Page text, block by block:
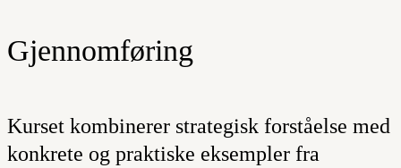
Gjennomføring
Kurset kombinerer strategisk forståelse med
konkrete og praktiske eksempler fra